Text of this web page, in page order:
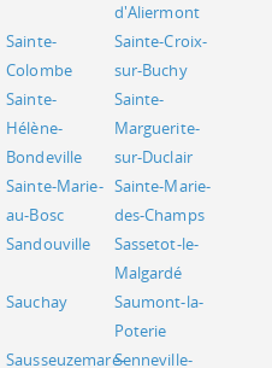
d'Aliermont
Sainte-
Colombe
Sainte-Croix-
sur-Buchy
Sainte-
Hélène-
Bondeville
Sainte-
Marguerite-
sur-Duclair
Sainte-Marie-
au-Bosc
Sainte-Marie-
des-Champs
Sandouville
Sassetot-le-
Malgardé
Sauchay
Saumont-la-
Poterie
Sausseuzemare-Senneville-